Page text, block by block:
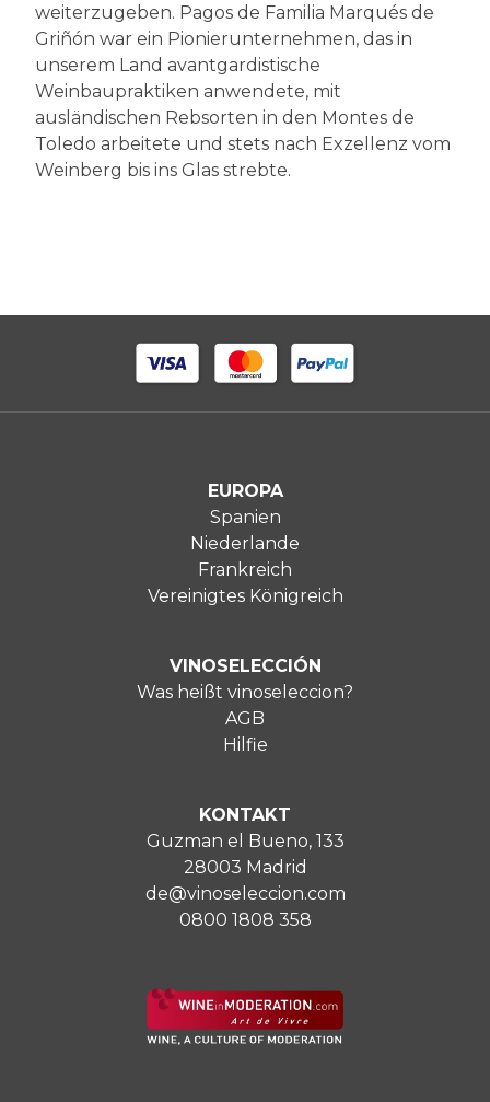
weiterzugeben. Pagos de Familia Marqués de
Griñón war ein Pionierunternehmen, das in
unserem Land avantgardistische
Weinbaupraktiken anwendete, mit
ausländischen Rebsorten in den Montes de
Toledo arbeitete und stets nach Exzellenz vom
Weinberg bis ins Glas strebte.
EUROPA
Spanien
Niederlande
Frankreich
Vereinigtes Königreich
VINOSELECCIÓN
Was heißt vinoseleccion?
AGB
Hilfie
KONTAKT
Guzman el Bueno, 133
28003 Madrid
de@vinoseleccion.com
0800 1808 358